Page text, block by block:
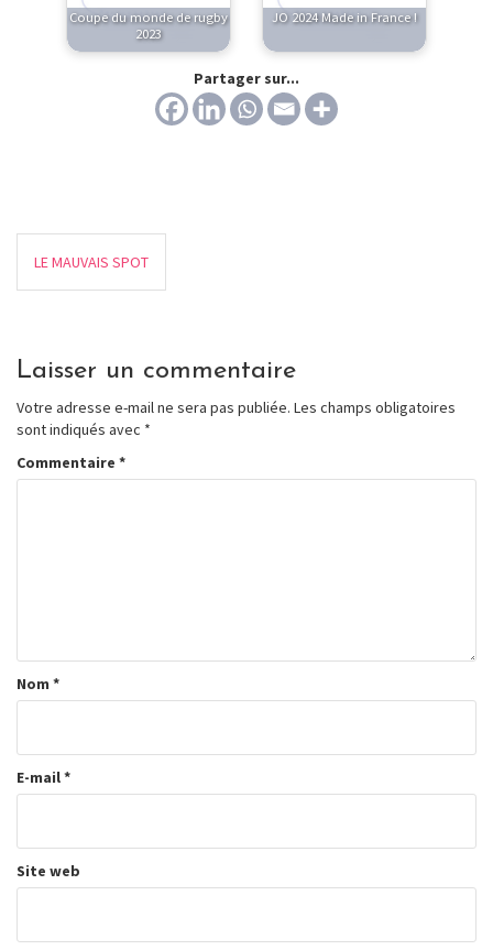
Coupe du monde de rugby
2023
JO 2024 Made in France !
Partager sur...
LE MAUVAIS SPOT
Laisser un commentaire
Votre adresse e-mail ne sera pas publiée. Les champs obligatoires
sont indiqués avec *
Commentaire *
Nom *
E-mail*
Site web